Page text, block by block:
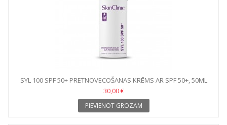
SYL 100 SPF 50+ PRETNOVECOŠANAS KRĒMS AR SPF 50+, 50ML
30,00 €
PIEVIENOT GROZAM